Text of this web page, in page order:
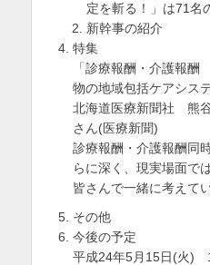
定を斬る！」は71名
新幹事の紹介
特集
「診療報酬・介護報
物の地域包括ケアシス
北海道医療新聞社 熊
さん(医療新聞)
診療報酬・介護報酬同
らに深く、現実場面で
皆さんで一緒に考えて
その他
今後の予定
平成24年5月15日(火)